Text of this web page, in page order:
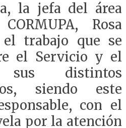
la jefa del área
Rosa
trabajo que se
el Servicio y el
distintos
siendo este
con el
por la atención